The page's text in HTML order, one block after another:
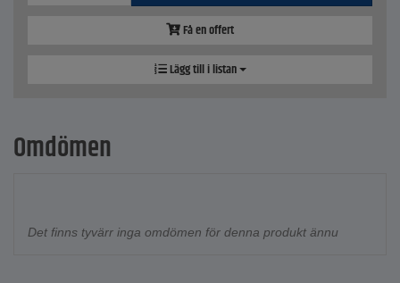
Få en offert
Lägg till i listan
Omdömen
Det finns tyvärr inga omdömen för denna produkt ännu